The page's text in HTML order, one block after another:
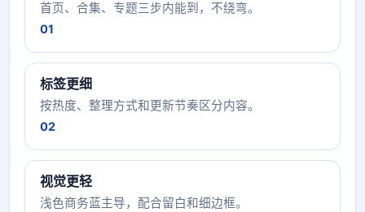
首页、合集、专题三步内能到，不绕弯。
01
标签更细
按热度、整理方式和更新节奏区分内容。
02
视觉更轻
浅色商务蓝主导，配合留白和细边框。